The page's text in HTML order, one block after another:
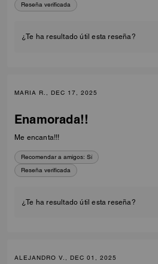
Reseña verificada
¿Te ha resultado útil esta reseña?
MARIA R., DEC 17, 2025
Enamorada!!
Me encanta!!!
Recomendar a amigos: Sí
Reseña verificada
¿Te ha resultado útil esta reseña?
ALEJANDRO V., DEC 01, 2025